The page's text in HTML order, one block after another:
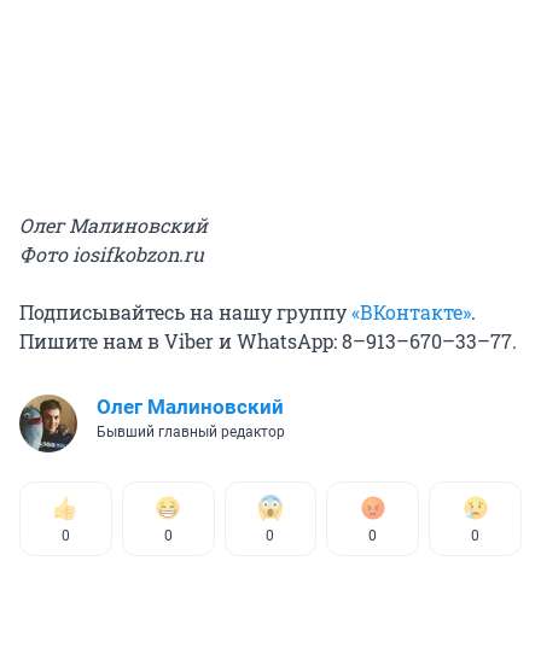
Олег Малиновский
Фото iosifkobzon.ru
Подписывайтесь на нашу группу«ВКонтакте».
Пишите нам в Viber и WhatsApp: 8–913–670–33–77.
Олег Малиновский
Бывший главный редактор
0 0 0 0 0